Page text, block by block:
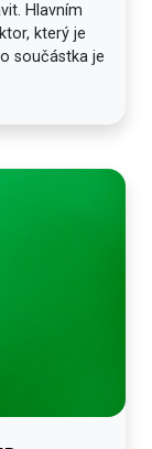
Hlavním
který je
součástka je